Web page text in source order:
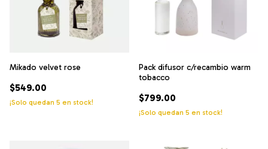
Mikado velvet rose
$549.00
¡Solo quedan 5 en stock!
Pack difusor c/recambio warm
tobacco
$799.00
¡Solo quedan 5 en stock!